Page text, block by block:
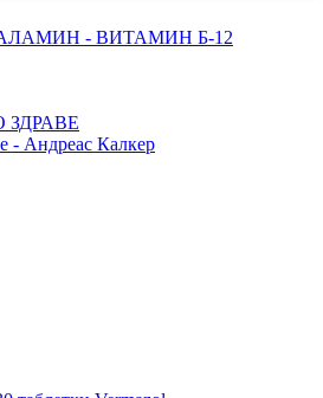
- ВИТАМИН Б-12
- Андреас Калкер